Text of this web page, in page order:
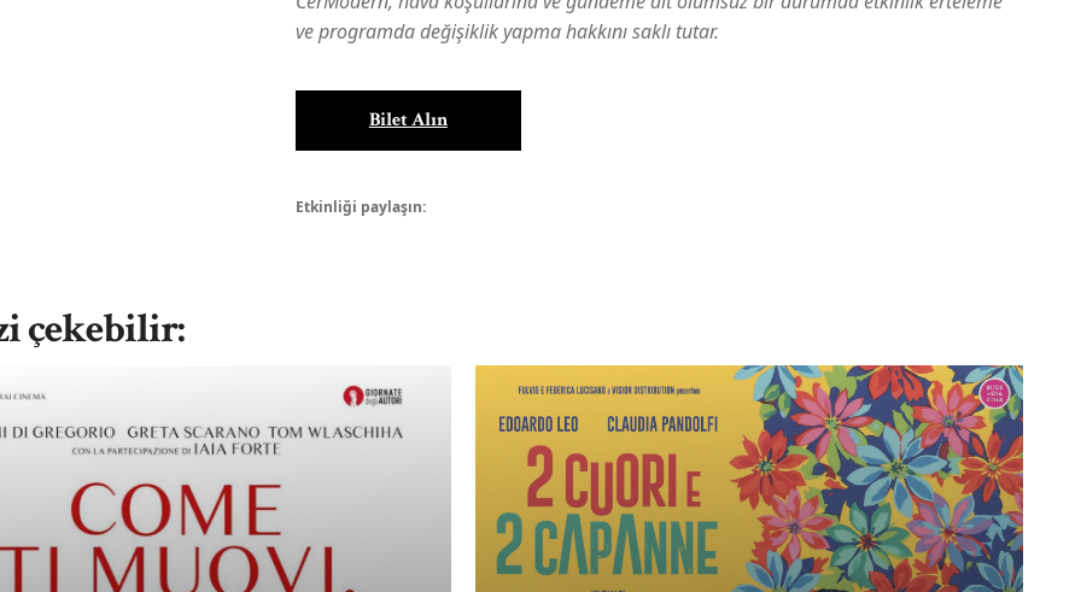
ve programda değişiklik yapma hakkını saklı tutar.
Bilet Alın
Etkinliği paylaşın:
çekebilir: